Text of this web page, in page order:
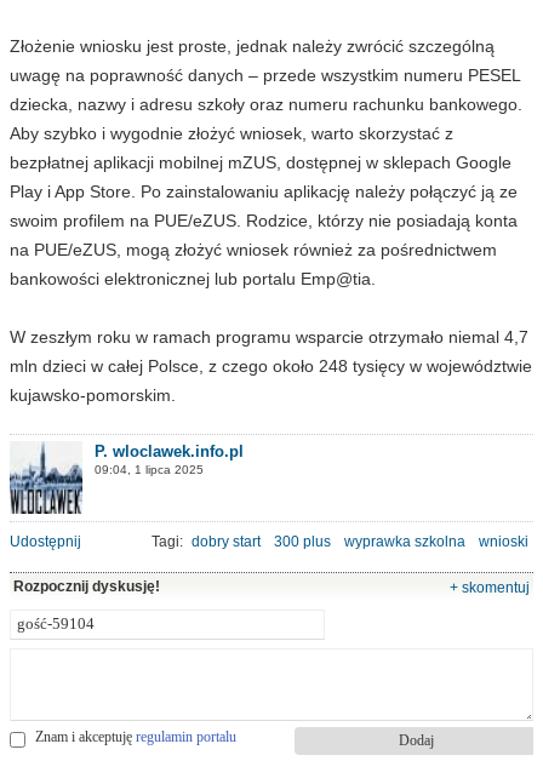
Złożenie wniosku jest proste, jednak należy zwrócić szczególną
uwagę na poprawność danych – przede wszystkim numeru PESEL
dziecka, nazwy i adresu szkoły oraz numeru rachunku bankowego.
Aby szybko i wygodnie złożyć wniosek, warto skorzystać z
bezpłatnej aplikacji mobilnej mZUS, dostępnej w sklepach Google
Play i App Store. Po zainstalowaniu aplikację należy połączyć ją ze
swoim profilem na PUE/eZUS. Rodzice, którzy nie posiadają konta
na PUE/eZUS, mogą złożyć wniosek również za pośrednictwem
bankowości elektronicznej lub portalu Emp@tia.
W zeszłym roku w ramach programu wsparcie otrzymało niemal 4,7
mln dzieci w całej Polsce, z czego około 248 tysięcy w województwie
kujawsko-pomorskim.
P. wloclawek.info.pl
09:04, 1 lipca 2025
Udostępnij Tagi: dobry start 300 plus wyprawka szkolna wnioski
Rozpocznij dyskusję! + skomentuj
Znam i akceptuję regulamin portalu